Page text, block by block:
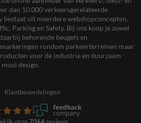
dan 10.000 verkeersgerelateerde
bestaat uit meerdere webshopconcepten,
Parking en Safety. Bij ons koop je zowel
behorende beugels en
rondom parkeerterreinen maar
voor de industrie en duurzaam
design.
Klantbeoordelingen